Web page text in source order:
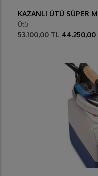
KAZANLI ÜTÜ SÜPER
Ütü
53.100,00 TL 44.250,00